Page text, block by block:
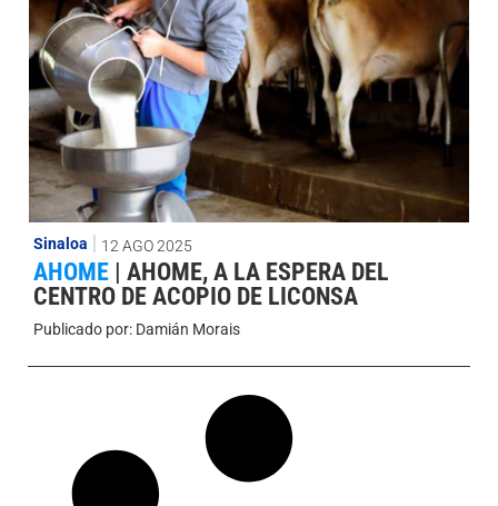
Sinaloa 12 AGO 2025
AHOME | AHOME, A LA ESPERA DEL
CENTRO DE ACOPIO DE LICONSA
Publicado por: Damián Morais